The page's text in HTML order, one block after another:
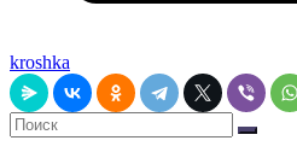
kroshka